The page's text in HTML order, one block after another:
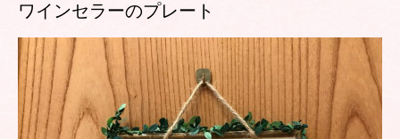
ワインセラーのプレート